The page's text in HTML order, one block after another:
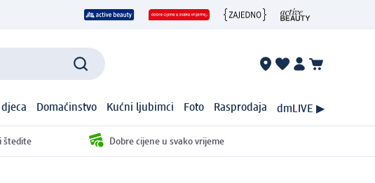
Domaćinstvo Kućni ljubimci Foto Rasprodaja dmLIVE ▶
štedite Dobre cijene u svako vrijeme